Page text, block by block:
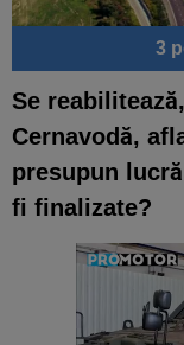
3
Se
Cernavodă,
presupun
fi finalizate?